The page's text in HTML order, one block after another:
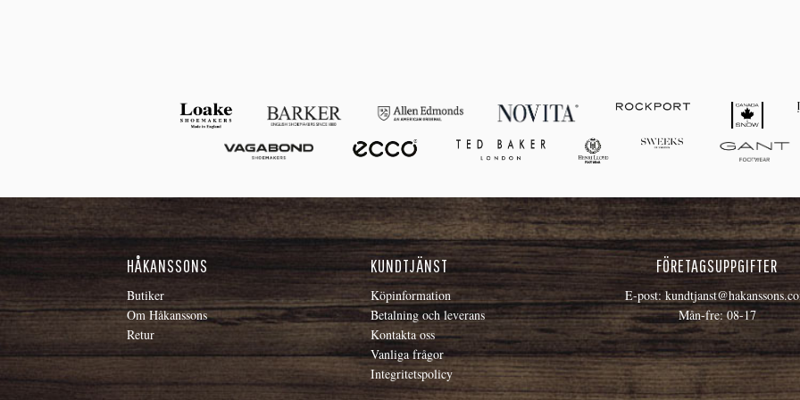
HÅKANSSONS
Butiker
Om Håkanssons
Retur
KUNDTJÄNST
Köpinformation
Betalning och leverans
Kontakta oss
Vanliga frågor
Integritetspolicy
FÖRETAGSUPPGIFTER
E-post:
Mån-fre: 08-17